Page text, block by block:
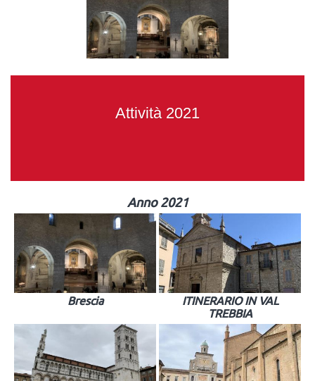
Attività 2021
Anno 2021
Brescia
ITINERARIO IN VAL
TREBBIA